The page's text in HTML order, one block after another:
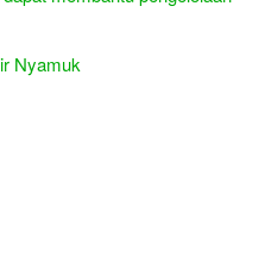
Nyamuk